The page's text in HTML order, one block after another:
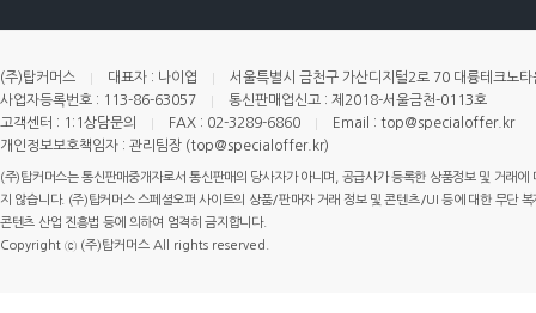
(주)탑커머스 대표자 : 나이엽
서울특별시 금천구 가산디지털2로 70 대륭테크노
사업자등록번호 : 113-86-63057
통신판매업신고 : 제2018-서울금천-0113호
고객센터 : 1:1상담문의
FAX : 02-3289-6860
Email : top@specialoffer.kr
개인정보보호책임자 : 관리팀장 (top@specialoffer.kr)
(주)탑커머스는 통신판매중개자로서 통신판매의 당사자가 아니며, 공급사가 등록한 상품정보 및 거래
지 않습니다. (주)탑커머스 스페셜오퍼 사이트의 상품/판매자 거래 정보 및 콘텐츠/UI 등에 대한 무단
콘텐츠 산업 진흥법 등에 의하여 엄격히 금지합니다.
Copyright ⓒ (주)탑커머스 All rights reserved.